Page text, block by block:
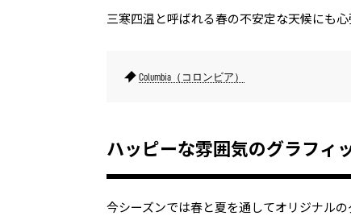
三寒四温と呼ばれる春の不安定な天候にも
Columbia（コロンビア）
ハッピーな雰囲気のグラフィ
今シーズンでは春と夏を通してオリジナル